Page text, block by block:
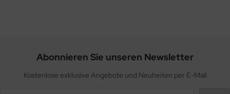
Abonnieren Sie unseren Newsletter
Kostenlose exklusive Angebote und Neuheiten per E-Mail